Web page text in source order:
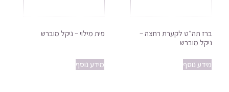
ברז תה״ט לקערת רחצה –
ניקל מוברש
מידע נוסף
פית מילוי – ניקל מוברש
מידע נוסף